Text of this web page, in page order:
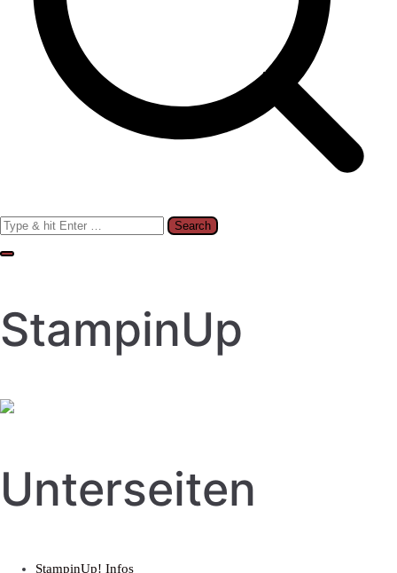
Search
for:
StampinUp
Unterseiten
StampinUp! Infos